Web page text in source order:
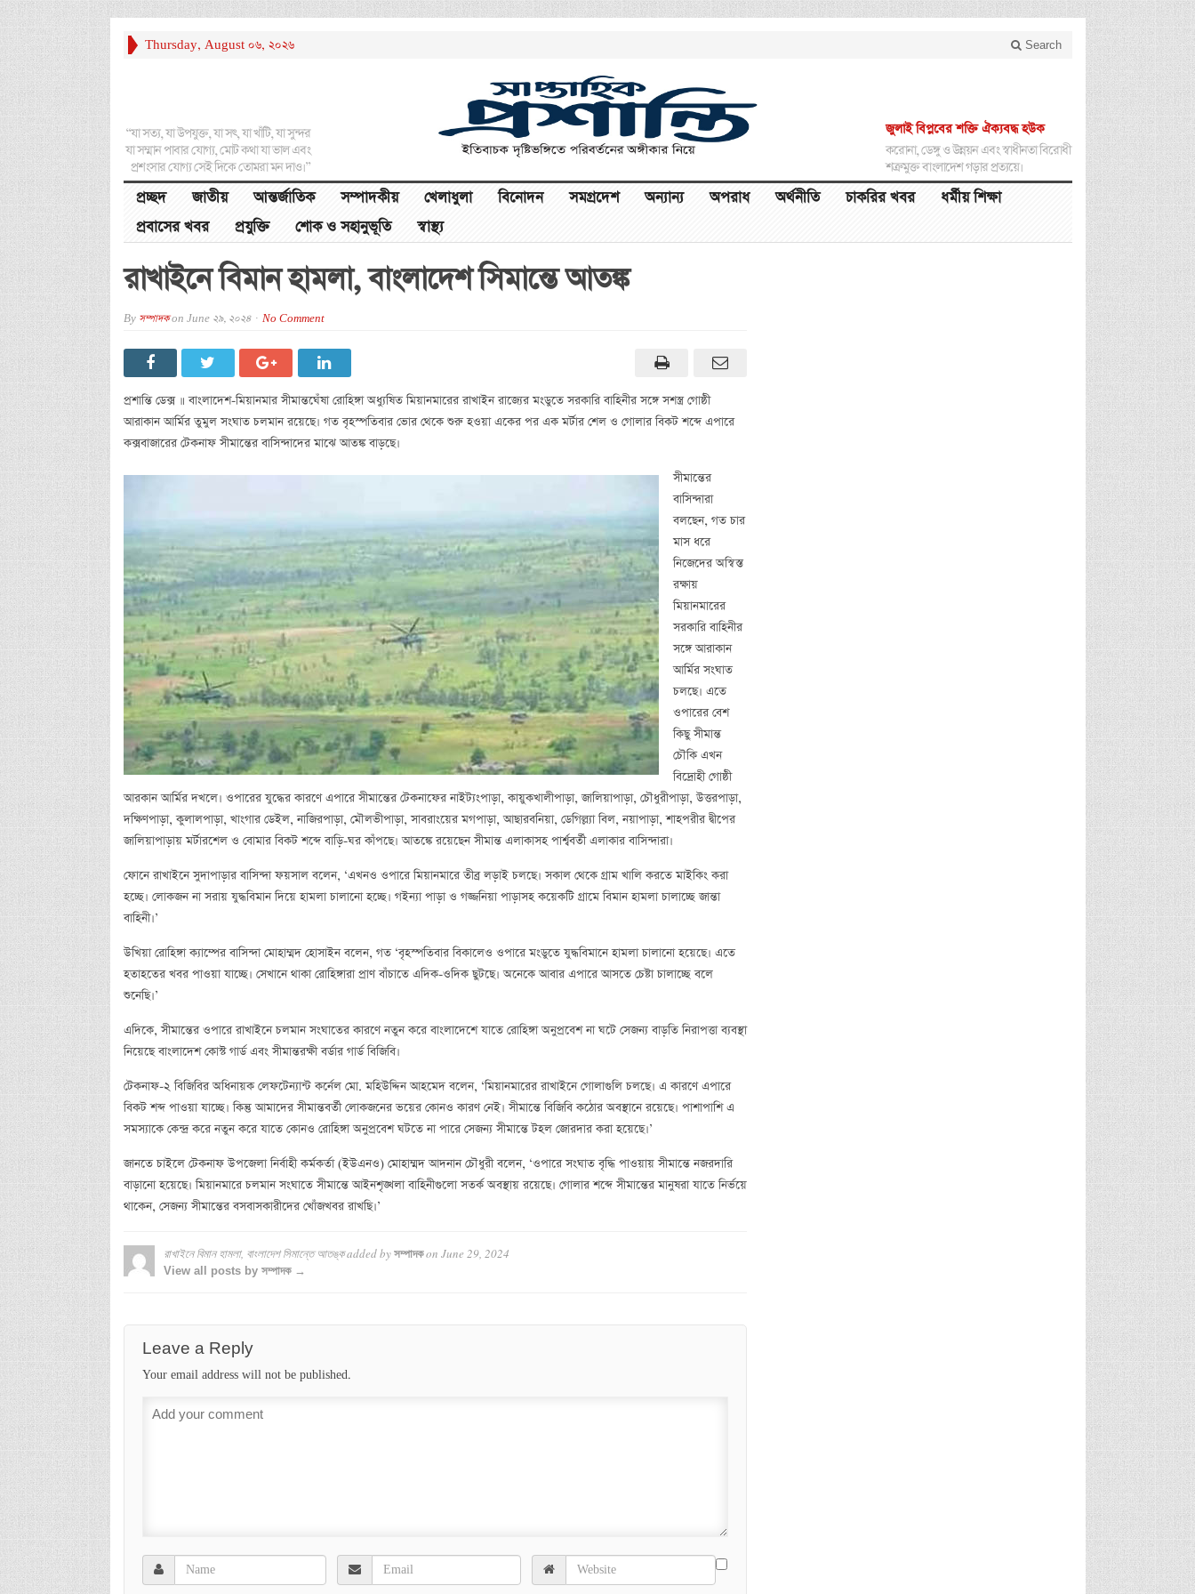
Thursday, August 06, 2026 Search
“যা সত্য, যা উপযুক্ত, যা সৎ, যা খাঁটি, যা সুন্দর
যা সম্মান পাবার যোগ্য, মোট কথা যা ভাল এবং
প্রশংসার যোগ্য সেই দিকে তোমরা মন দাও।”
জুলাই বিপ্লবের শক্তি ঐক্যবদ্ধ হউক
করোনা, ডেঙ্গু ও উন্নয়ন এবং স্বাধীনতা বিরোধী
শত্রুমুক্ত বাংলাদেশ গড়ার প্রত্যয়ে।
প্রচ্ছদ জাতীয় আন্তর্জাতিক সম্পাদকীয় খেলাধুলা বিনোদন সমগ্রদেশ অন্যান্য অপরাধ অর্থনীতি চাকরির খবর
ধর্মীয় শিক্ষা
প্রবাসের খবর
প্রযুক্তি শোক ও সহানুভূতি স্বাস্থ্য
রাখাইনে বিমান হামলা, বাংলাদেশ সিমান্তে আতঙ্ক
By সম্পাদকon June 29, 2024 No Comment
প্রশান্তি ডেক্স ॥ বাংলাদেশ-মিয়ানমার সীমান্তঘেঁষা রোহিঙ্গা অধ্যুষিত মিয়ানমারের রাখাইন রাজ্যের মংডুতে সরকারি বাহিনীর সঙ্গে সশস্ত্র গোষ্ঠী
আরাকান আর্মির তুমুল সংঘাত চলমান রয়েছে। গত বৃহস্পতিবার ভোর থেকে শুরু হওয়া একের পর এক মর্টার শেল ও গোলার বিকট শব্দে এপারে
কক্সবাজারের টেকনাফ সীমান্তের বাসিন্দাদের মাঝে আতঙ্ক বাড়ছে।
সীমান্তের
বাসিন্দারা
বলছেন, গত চার
মাস ধরে
নিজেদের অস্বিস্ত
রক্ষায়
মিয়ানমারের
সরকারি বাহিনীর
সঙ্গে আরাকান
আর্মির সংঘাত
চলছে। এতে
ওপারের বেশ
কিছু সীমান্ত
চৌকি এখন
বিদ্রোহী গোষ্ঠী
আরকান আর্মির দখলে। ওপারের যুদ্ধের কারণে এপারে সীমান্তের টেকনাফের নাইট্যংপাড়া, কায়ুকখালীপাড়া, জালিয়াপাড়া, চৌধুরীপাড়া, উত্তরপাড়া,
দক্ষিণপাড়া, কুলালপাড়া, খাংগার ডেইল, নাজিরপাড়া, মৌলভীপাড়া, সাবরাংয়ের মগপাড়া, আছারবনিয়া, ডেগিল্ল্যা বিল, নয়াপাড়া, শাহপরীর দ্বীপের
জালিয়াপাড়ায় মর্টারশেল ও বোমার বিকট শব্দে বাড়ি-ঘর কাঁপছে। আতঙ্কে রয়েছেন সীমান্ত এলাকাসহ পার্শ্ববর্তী এলাকার বাসিন্দারা।
ফোনে রাখাইনে সুদাপাড়ার বাসিন্দা ফয়সাল বলেন, ‘এখনও ওপারে মিয়ানমারে তীব্র লড়াই চলছে। সকাল থেকে গ্রাম খালি করতে মাইকিং করা
হচ্ছে। লোকজন না সরায় যুদ্ধবিমান দিয়ে হামলা চালানো হচ্ছে। গইন্যা পাড়া ও গজ্জনিয়া পাড়াসহ কয়েকটি গ্রামে বিমান হামলা চালাচ্ছে জান্তা
বাহিনী।’
উখিয়া রোহিঙ্গা ক্যাম্পের বাসিন্দা মোহাম্মদ হোসাইন বলেন, গত ‘বৃহস্পতিবার বিকালেও ওপারে মংডুতে যুদ্ধবিমানে হামলা চালানো হয়েছে। এতে
হতাহতের খবর পাওয়া যাচ্ছে। সেখানে থাকা রোহিঙ্গারা প্রাণ বাঁচাতে এদিক-ওদিক ছুটছে। অনেকে আবার এপারে আসতে চেষ্টা চালাচ্ছে বলে
শুনেছি।’
এদিকে, সীমান্তের ওপারে রাখাইনে চলমান সংঘাতের কারণে নতুন করে বাংলাদেশে যাতে রোহিঙ্গা অনুপ্রবেশ না ঘটে সেজন্য বাড়তি নিরাপত্তা ব্যবস্থা
নিয়েছে বাংলাদেশ কোস্ট গার্ড এবং সীমান্তরক্ষী বর্ডার গার্ড বিজিবি।
টেকনাফ-২ বিজিবির অধিনায়ক লেফটেন্যান্ট কর্নেল মো. মহিউদ্দিন আহমেদ বলেন, ‘মিয়ানমারের রাখাইনে গোলাগুলি চলছে। এ কারণে এপারে
বিকট শব্দ পাওয়া যাচ্ছে। কিন্তু আমাদের সীমান্তবর্তী লোকজনের ভয়ের কোনও কারণ নেই। সীমান্তে বিজিবি কঠোর অবস্থানে রয়েছে। পাশাপাশি এ
সমস্যাকে কেন্দ্র করে নতুন করে যাতে কোনও রোহিঙ্গা অনুপ্রবেশ ঘটতে না পারে সেজন্য সীমান্তে টহল জোরদার করা হয়েছে।’
জানতে চাইলে টেকনাফ উপজেলা নির্বাহী কর্মকর্তা (ইউএনও) মোহাম্মদ আদনান চৌধুরী বলেন, ‘ওপারে সংঘাত বৃদ্ধি পাওয়ায় সীমান্তে নজরদারি
বাড়ানো হয়েছে। মিয়ানমারে চলমান সংঘাতে সীমান্তে আইনশৃঙ্খলা বাহিনীগুলো সতর্ক অবস্থায় রয়েছে। গোলার শব্দে সীমান্তের মানুষরা যাতে নির্ভয়ে
থাকেন, সেজন্য সীমান্তের বসবাসকারীদের খোঁজখবর রাখছি।’
রাখাইনে বিমান হামলা, বাংলাদেশ সিমান্তে আতঙ্কadded by সম্পাদকon June 29, 2024
View all posts by সম্পাদক →
Leave a Reply
Your email address will not be published.